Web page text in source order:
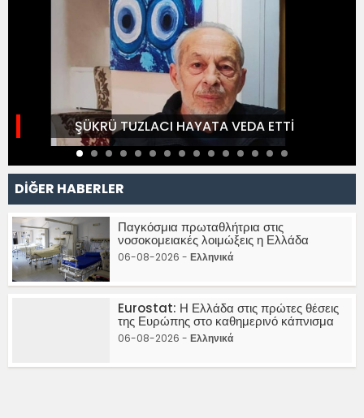
ŞÜKRÜ TUZLACI HAYATA VEDA ETTİ
DİĞER HABERLER
Παγκόσμια πρωταθλήτρια στις
νοσοκομειακές λοιμώξεις η Ελλάδα
06-08-2026 - Ελληνικά
Eurostat: Η Ελλάδα στις πρώτες θέσεις
της Ευρώπης στο καθημερινό κάπνισμα
06-08-2026 - Ελληνικά